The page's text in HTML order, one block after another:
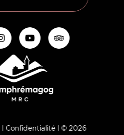
| Confidentialité | © 2026